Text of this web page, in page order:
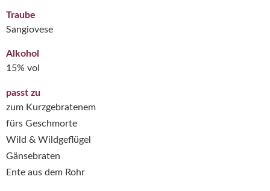
Traube
Sangiovese
Alkohol
15% vol
passt zu
zum Kurzgebratenem
fürs Geschmorte
Wild & Wildgeflügel
Gänsebraten
Ente aus dem Rohr